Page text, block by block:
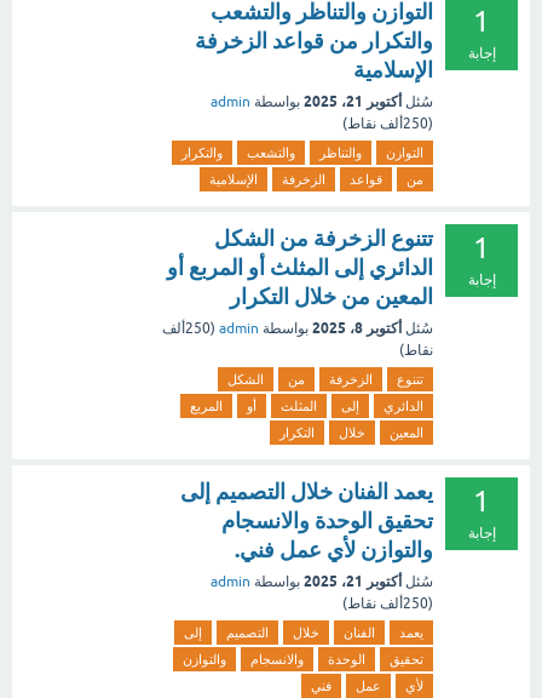
1
إجابة
التوازن والتناظر والتشعب
والتكرار من قواعد الزخرفة
الإسلامية
سُئل أكتوبر 21، 2025 بواسطة admin
(250ألف نقاط)
التوازن والتناظر والتشعب
والتكرار
من
قواعد الزخرفة الإسلامية
1
إجابة
تتنوع الزخرفة من الشكل
الدائري إلى المثلث أو المربع أو
المعين من خلال التكرار
سُئل أكتوبر 8، 2025 بواسطة admin
(250ألف
نقاط)
تتنوع الزخرفة من
الشكل
الدائري
إلى المثلث أو
المربع
المعين
خلال التكرار
1
إجابة
يعمد الفنان خلال التصميم إلى
تحقيق الوحدة والانسجام
والتوازن لأي عمل فني.
سُئل أكتوبر 21، 2025 بواسطة admin
(250ألف نقاط)
يعمد الفنان خلال التصميم
إلى
تحقيق
الوحدة والانسجام
والتوازن
لأي
عمل فني